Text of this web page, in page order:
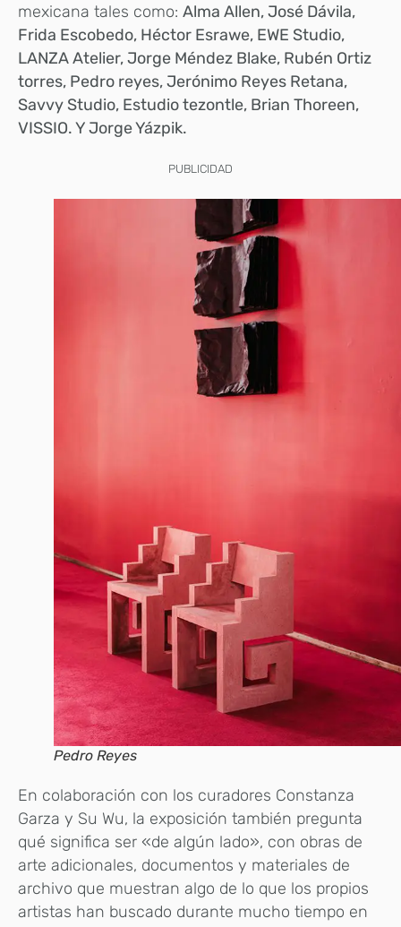
mexicana tales como: Alma Allen, José Dávila,
Frida Escobedo, Héctor Esrawe, EWE Studio,
LANZA Atelier, Jorge Méndez Blake, Rubén Ortiz
torres, Pedro reyes, Jerónimo Reyes Retana,
Savvy Studio, Estudio tezontle, Brian Thoreen,
VISSIO. Y Jorge Yázpik.
PUBLICIDAD
Pedro Reyes
En colaboración con los curadores Constanza
Garza y ​​Su Wu, la exposición también pregunta
qué significa ser «de algún lado», con obras de
arte adicionales, documentos y materiales de
archivo que muestran algo de lo que los propios
artistas han buscado durante mucho tiempo en